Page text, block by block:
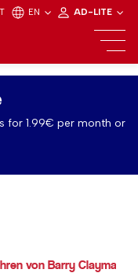
EN AD-LITE
for 1.99€ per month or
von Barry Clayman